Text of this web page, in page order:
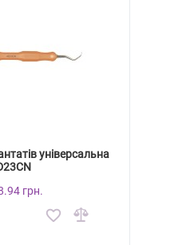
універсальна
грн.